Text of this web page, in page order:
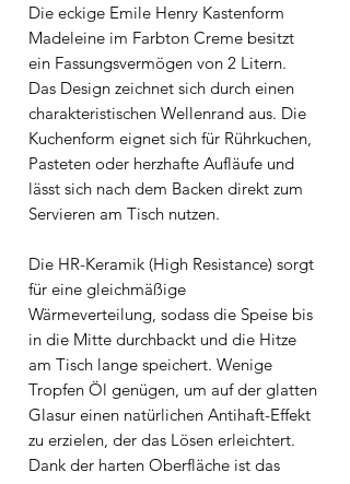
Die eckige Emile Henry Kastenform
Madeleine im Farbton Creme besitzt
ein Fassungsvermögen von 2 Litern.
Das Design zeichnet sich durch einen
charakteristischen Wellenrand aus. Die
Kuchenform eignet sich für Rührkuchen,
Pasteten oder herzhafte Aufläufe und
lässt sich nach dem Backen direkt zum
Servieren am Tisch nutzen.
Die HR-Keramik (High Resistance) sorgt
für eine gleichmäßige
Wärmeverteilung, sodass die Speise bis
in die Mitte durchbackt und die Hitze
am Tisch lange speichert. Wenige
Tropfen Öl genügen, um auf der glatten
Glasur einen natürlichen Antihaft-Effekt
zu erzielen, der das Lösen erleichtert.
Dank der harten Oberfläche ist das